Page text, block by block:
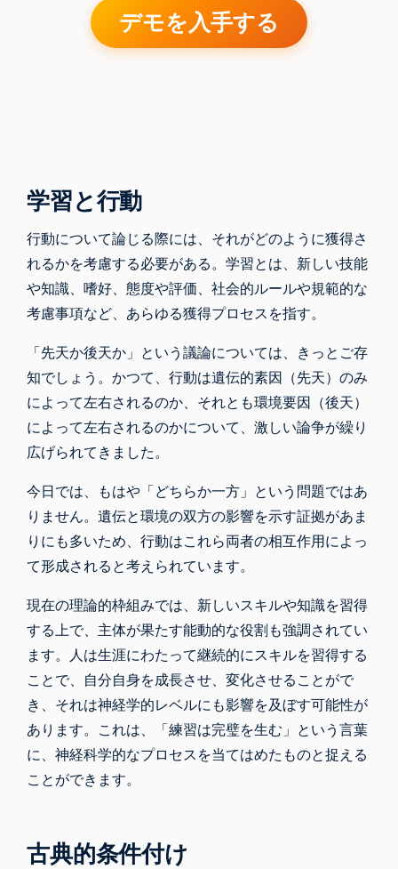
デモを入手する
学習と行動
行動について論じる際には、それがどのように獲得さ
れるかを考慮する必要がある。学習とは、新しい技能
や知識、嗜好、態度や評価、社会的ルールや規範的な
考慮事項など、あらゆる獲得プロセスを指す。
「先天か後天か」という議論については、きっとご存
知でしょう。かつて、行動は遺伝的素因（先天）のみ
によって左右されるのか、それとも環境要因（後天）
によって左右されるのかについて、激しい論争が繰り
広げられてきました。
今日では、もはや「どちらか一方」という問題ではあ
りません。遺伝と環境の双方の影響を示す証拠があま
りにも多いため、行動はこれら両者の相互作用によっ
て形成されると考えられています。
現在の理論的枠組みでは、新しいスキルや知識を習得
する上で、主体が果たす能動的な役割も強調されてい
ます。人は生涯にわたって継続的にスキルを習得する
ことで、自分自身を成長させ、変化させることがで
き、それは神経学的レベルにも影響を及ぼす可能性が
あります。これは、「練習は完璧を生む」という言葉
に、神経科学的なプロセスを当てはめたものと捉える
ことができます。
古典的条件付け